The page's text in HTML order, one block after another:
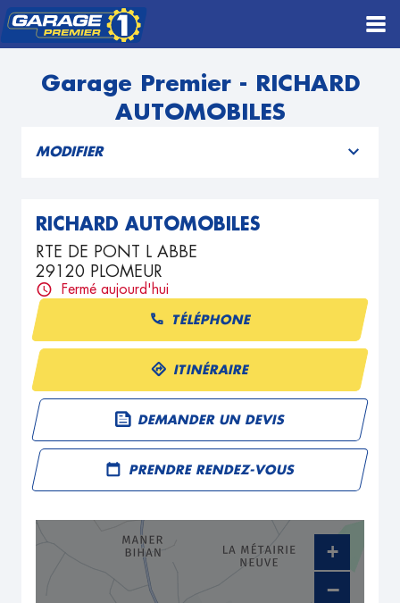
Garage Premier - RICHARD
AUTOMOBILES
MODIFIER
RICHARD AUTOMOBILES
RTE DE PONT L ABBE
29120 PLOMEUR
Fermé aujourd'hui
TÉLÉPHONE
ITINÉRAIRE
DEMANDER UN DEVIS
PRENDRE RENDEZ-VOUS
+
−